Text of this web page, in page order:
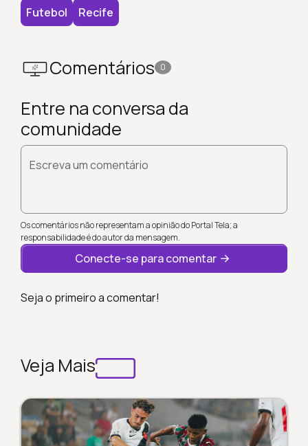
Futebol Recife
Comentários 0
Entre na conversa da
comunidade
Escreva um comentário
Os comentários não representam a opinião do Portal Tela; a
responsabilidade é do autor da mensagem.
Conecte-se para comentar
Seja o primeiro a comentar!
Veja Mais